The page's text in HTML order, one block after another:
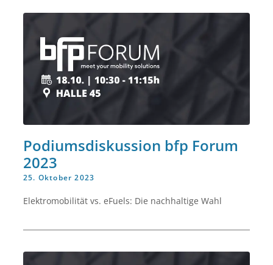
Podiumsdiskussion bfp Forum
2023
25. Oktober 2023
Elektromobilität vs. eFuels: Die nachhaltige Wahl